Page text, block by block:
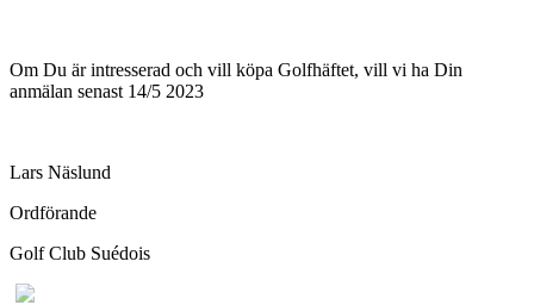
Om Du är intresserad och vill köpa Golfhäftet, vill vi ha Din
anmälan senast 14/5 2023
Lars Näslund
Ordförande
Golf Club Suédois